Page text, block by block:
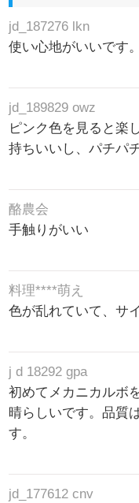
jd_187276 lkn
使い心地がいいです。
jd_189829 owz
ピンク色を見ると楽
持ちいいし、パチパ
酪農会
手触りがいい
料理****萌え
色が乱れていて、サ
j d 18292 gpa
初めてメカニカルボ
晴らしいです。品質
す。
jd_177612 cnv